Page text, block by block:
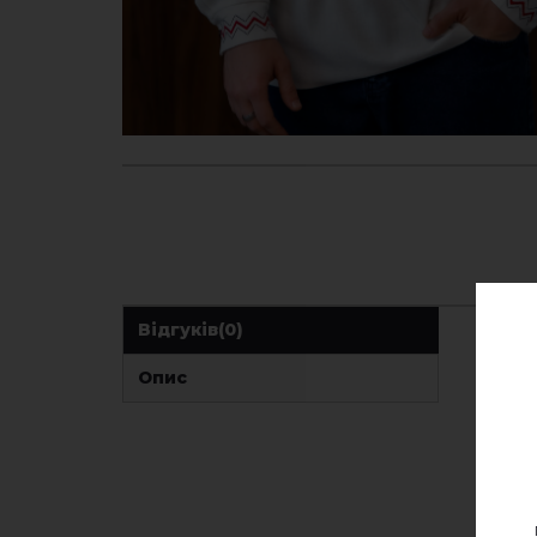
Відгуків(0)
Опис